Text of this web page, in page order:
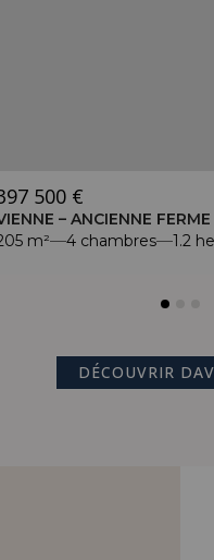
500 €
m²
4 chambres 1.2
DÉCOUVRIR